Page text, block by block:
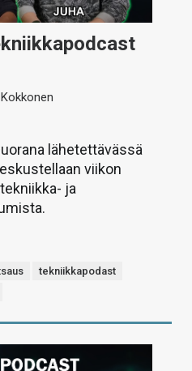
lähetettävässä
viikon
ja
tekniikkapodast